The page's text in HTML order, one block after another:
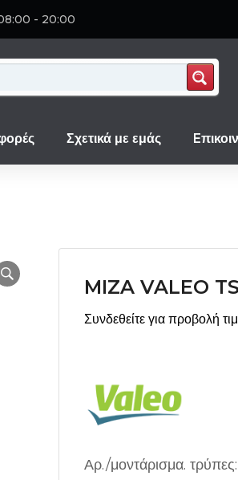
- 20:00
Σχετικά με εμάς
MIZA VALEO
Συνδεθείτε για προβολή
Αρ./μοντάρισμα. τρύπες: